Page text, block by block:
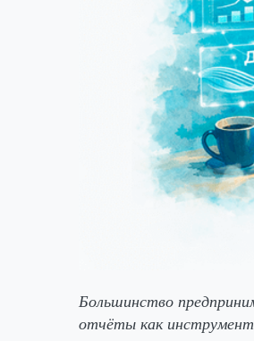
Большинство
отчёты как инструмент